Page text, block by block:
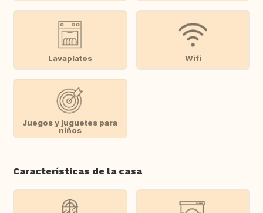
Lavaplatos Wifi
Juegos y juguetes para
niños
Características de la casa